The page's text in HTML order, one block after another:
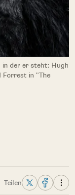
in der er steht: Hugh
Forrest in "The
Teilen